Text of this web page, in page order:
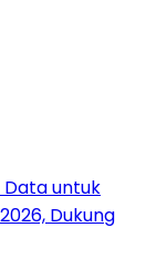
Data untuk
Dukung